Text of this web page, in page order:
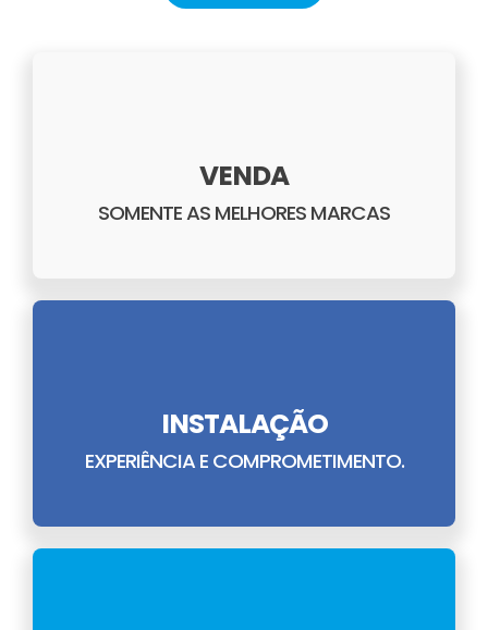
VENDA
SOMENTE AS MELHORES MARCAS
INSTALAÇÃO
EXPERIÊNCIA E COMPROMETIMENTO.